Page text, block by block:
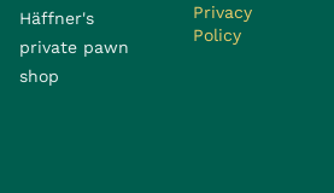
Häffner's
private pawn
shop
Privacy
Policy